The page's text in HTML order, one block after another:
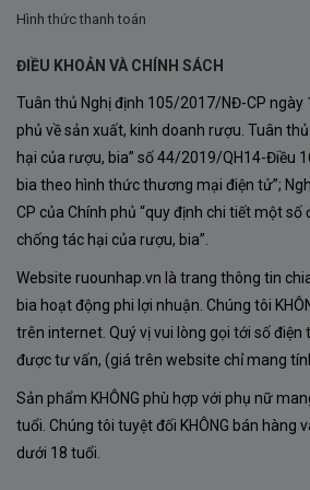
xuất đã mang lại sự cân bằng hoàn
của Eden Valley và sức mạnh của
Cái tên “Struie” bắt nguồn từ một
Highland phía đông bắc Scotland,
gần Inverness. Khung cảnh từ
Dornoch Firth cũng đầy cảm hứng
thung lũng Barossa, làm nổi bật sự
Hình thức thanh toán
ĐIỀU KHOẢN VÀ CHÍNH SÁCH
Tuân thủ Nghị định 105/2017/NĐ-CP
phủ về sản xuất, kinh doanh rượu. Tuân
hại của rượu, bia” số 44/2019/QH14-Điều
bia theo hình thức thương mại điện tử”;
CP của Chính phủ “quy định chi tiết một số
chống tác hại của rượu, bia”.
Website ruounhap.vn là trang thông tin
bia hoạt động phi lợi nhuận. Chúng tôi
trên internet. Quý vị vui lòng gọi tới số điện
được tư vấn, (giá trên website chỉ mang
Sản phẩm KHÔNG phù hợp với phụ nữ
tuổi. Chúng tôi tuyệt đối KHÔNG bán hàng
dưới 18 tuổi.